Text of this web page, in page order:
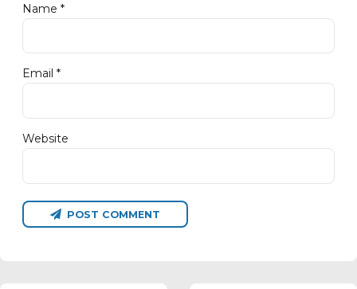
Name *
Email *
Website
POST COMMENT